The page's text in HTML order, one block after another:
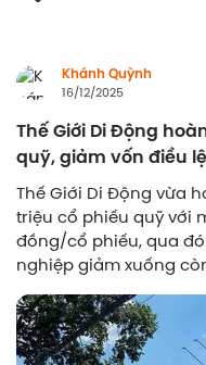
Khánh Quỳnh
16/12/2025
Thế Giới Di Động
quỹ, giảm vốn điều lệ
Thế Giới Di Động vừa
triệu cổ phiếu quỹ với
đồng/cổ phiếu, qua
nghiệp giảm xuống